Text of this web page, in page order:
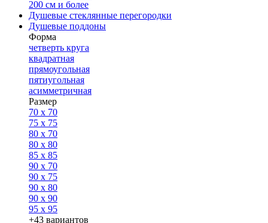
200 см и более
Душевые стеклянные перегородки
Душевые поддоны
Форма
четверть круга
квадратная
прямоугольная
пятиугольная
асимметричная
Размер
70 x 70
75 x 75
80 x 70
80 x 80
85 x 85
90 x 70
90 x 75
90 x 80
90 x 90
95 x 95
+43 вариантов